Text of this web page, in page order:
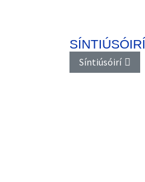
SÍNTIÚSÓIRÍ
Síntiúsóirí